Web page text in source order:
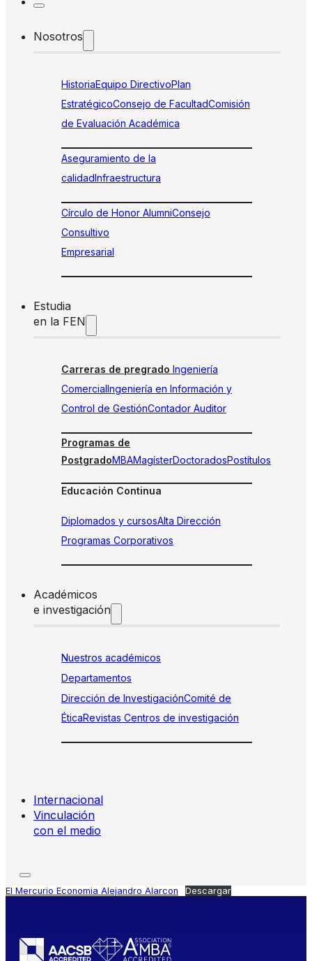
Nosotros
HistoriaEquipo DirectivoPlan
EstratégicoConsejo de FacultadComisión
de Evaluación Académica
Aseguramiento de la
calidadInfraestructura
Círculo de Honor AlumniConsejo
Consultivo
Empresarial
Estudia
en la FEN
Carreras de pregrado Ingeniería
ComercialIngeniería en Información y
Control de GestiónContador Auditor
Programas de
PostgradoMBAMagísterDoctoradosPostítulos
Educación Continua
Diplomados y cursosAlta Dirección
Programas Corporativos
Académicos
e investigación
Nuestros académicos
Departamentos
Dirección de InvestigaciónComité de
ÉticaRevistas Centros de investigación
Internacional
Vinculación
con el medio
El Mercurio Economia Alejandro Alarcon Descargar